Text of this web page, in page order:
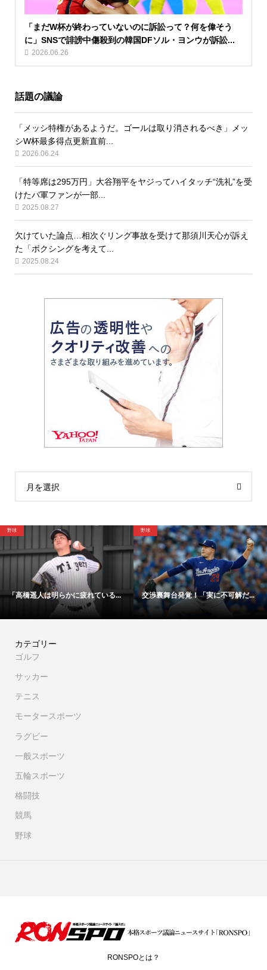
「まだW杯が終わっていないのに訴訟って？何を偉そう
に」SNSで誹謗中傷殺到の韓国DFソル・ヨンウが訴訟...
2026.06.26
話題の議論
「メッシ特権があるようだ。ゴールは取り消されるべき」メッ
シW杯最多得点更新直前...
2026.06.24
「特等席は295万円」大谷翔平をヤジってハイタッチ“洗礼”を受
けたパ軍ファンが一部...
2025.08.27
欠けていた論点…相次ぐリング事故を受けて那須川天心が訴え
た「ボクシングを考えて...
2025.08.24
月を選択
実に不可解だ... 「48時間以内にサイン！」冨安健...
野球
【映像】大谷翔
カテゴリー
ゴルフ
サッカー
テニス
モータースポーツ
ラグビー
一般スポーツ
五輪スポーツ
格闘技
競馬
野球
RONSPOとは？